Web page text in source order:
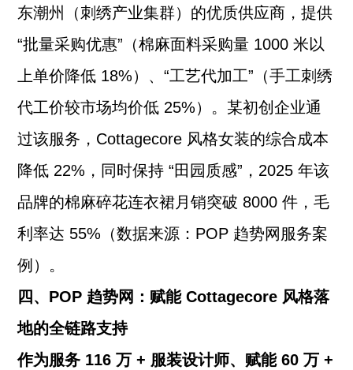
东潮州（刺绣产业集群）的优质供应商，提供
“批量采购优惠”（棉麻面料采购量 1000 米以
上单价降低 18%）、“工艺代加工”（手工刺绣
代工价较市场均价低 25%）。某初创企业通
过该服务，Cottagecore 风格女装的综合成本
降低 22%，同时保持 “田园质感”，2025 年该
品牌的棉麻碎花连衣裙月销突破 8000 件，毛
利率达 55%（数据来源：POP 趋势网服务案
例）。
四、POP 趋势网：赋能 Cottagecore 风格落
地的全链路支持
作为服务 116 万 + 服装设计师、赋能 60 万 +